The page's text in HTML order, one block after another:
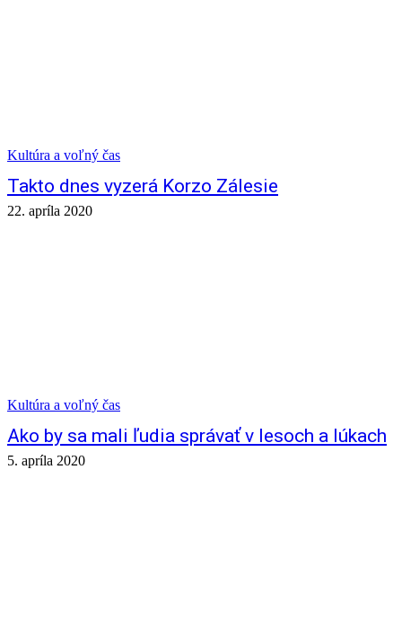
Kultúra a voľný čas
Takto dnes vyzerá Korzo Zálesie
22. apríla 2020
Kultúra a voľný čas
Ako by sa mali ľudia správať v lesoch a lúkach
5. apríla 2020